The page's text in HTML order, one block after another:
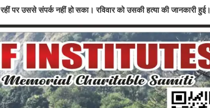
रहीं पर उससे संपर्क नहीं होसका। रविवार को उसकी हत्या की जानकारी हुई।